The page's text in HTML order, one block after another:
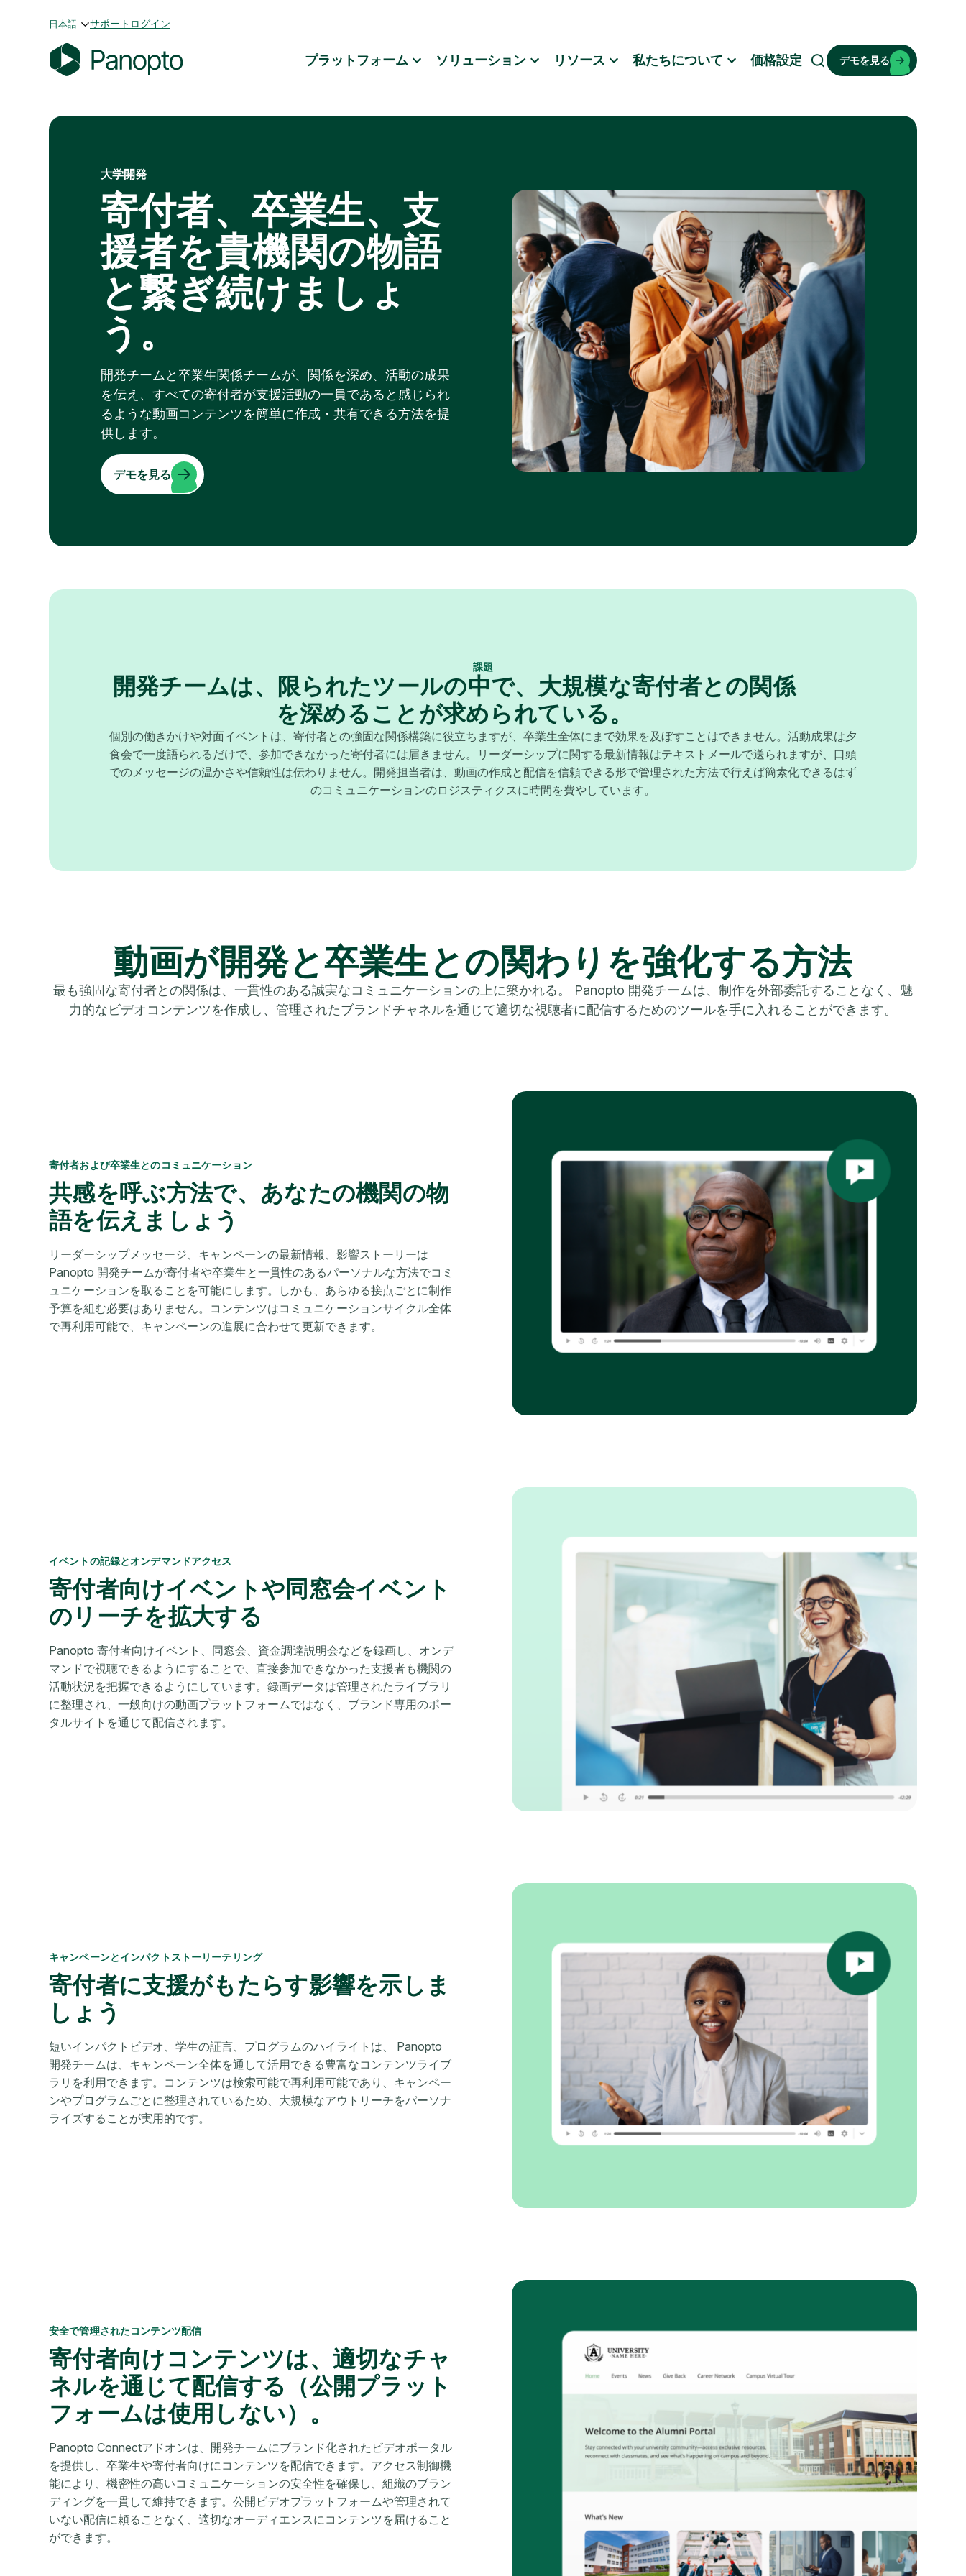
日本語 サポート ログイン
n
プラットフォーム ソリューション リソース 私たちについて 価格設定
検
デモを見る
大学開発
寄付者、卒業生、支
援者を貴機関の物語
と繋ぎ続けましょ
う。
開発チームと卒業生関係チームが、関係を深め、活動の成果
を伝え、すべての寄付者が支援活動の一員であると感じられ
るような動画コンテンツを簡単に作成・共有できる方法を提
供します。
デモを見る
課題
開発チームは、限られたツールの中で、大規模な寄付者との関係
を深めることが求められている。
個別の働きかけや対面イベントは、寄付者との強固な関係構築に役立ちますが、卒業生全体にまで効果を及ぼすことはできません。活動成果は夕
食会で一度語られるだけで、参加できなかった寄付者には届きません。リーダーシップに関する最新情報はテキストメールで送られますが、口頭
でのメッセージの温かさや信頼性は伝わりません。開発担当者は、動画の作成と配信を信頼できる形で管​​理された方法で行えば簡素化できるはず
のコミュニケーションのロジスティクスに時間を費やしています。
動画が開発と卒業生との関わりを強化する方法
最も強固な寄付者との関係は、一貫性のある誠実なコミュニケーションの上に築かれる。 Panopto 開発チームは、制作を外部委託することなく、魅
力的なビデオコンテンツを作成し、管理されたブランドチャネルを通じて適切な視聴者に配信するためのツールを手に入れることができます。
寄付者および卒業生とのコミュニケーション
共感を呼ぶ方法で、あなたの機関の物
語を伝えましょう
リーダーシップメッセージ、キャンペーンの最新情報、影響ストーリーは
Panopto 開発チームが寄付者や卒業生と一貫性のあるパーソナルな方法でコミ
ュニケーションを取ることを可能にします。しかも、あらゆる接点ごとに制作
予算を組む必要はありません。コンテンツはコミュニケーションサイクル全体
で再利用可能で、キャンペーンの進展に合わせて更新できます。
イベントの記録とオンデマンドアクセス
寄付者向けイベントや同窓会イベント
のリーチを拡大する
Panopto 寄付者向けイベント、同窓会、資金調達説明会などを録画し、オンデ
マンドで視聴できるようにすることで、直接参加できなかった支援者も機関の
活動状況を把握できるようにしています。録画データは管理されたライブラリ
に整理され、一般向けの動画プラットフォームではなく、ブランド専用のポー
タルサイトを通じて配信されます。
キャンペーンとインパクトストーリーテリング
寄付者に支援がもたらす影響を示しま
しょう
短いインパクトビデオ、学生の証言、プログラムのハイライトは、 Panopto
開発チームは、キャンペーン全体を通して活用できる豊富なコンテンツライブ
ラリを利用できます。コンテンツは検索可能で再利用可能であり、キャンペー
ンやプログラムごとに整理されているため、大規模なアウトリーチをパーソナ
ライズすることが実用的です。
安全で管理されたコンテンツ配信
寄付者向けコンテンツは、適切なチャ
ネルを通じて配信する（公開プラット
フォームは使用しない）。
Panopto Connectアドオンは、開発チームにブランド化されたビデオポータル
を提供し、卒業生や寄付者向けにコンテンツを配信できます。アクセス制御機
能により、機密性の高いコミュニケーションの安全性を確保し、組織のブラン
ディングを一貫して維持できます。公開ビデオプラットフォームや管理されて
いない配信に頼ることなく、適切なオーディエンスにコンテンツを届けること
ができます。